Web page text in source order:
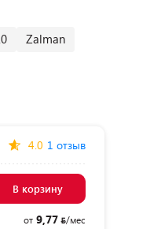
Zalman
4.0 1 отзыв
В корзину
от9,77
/мес